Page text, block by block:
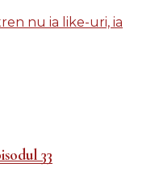
nu ia like-uri, ia
33